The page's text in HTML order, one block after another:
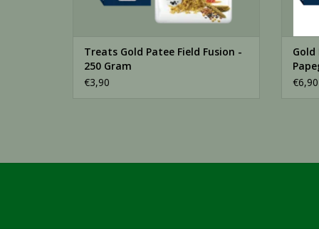
Treats Gold Patee Field Fusion -
250 Gram
€3,90
Gold
€6,90